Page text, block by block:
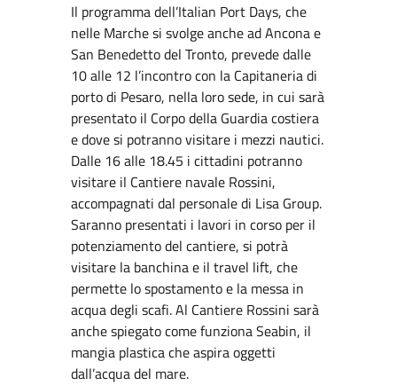
Il programma dell’Italian Port Days, che
nelle Marche si svolge anche ad Ancona e
San Benedetto del Tronto, prevede dalle
10 alle 12 l’incontro con la Capitaneria di
porto di Pesaro, nella loro sede, in cui sarà
presentato il Corpo della Guardia costiera
e dove si potranno visitare i mezzi nautici.
Dalle 16 alle 18.45 i cittadini potranno
visitare il Cantiere navale Rossini,
accompagnati dal personale di Lisa Group.
Saranno presentati i lavori in corso per il
potenziamento del cantiere, si potrà
visitare la banchina e il travel lift, che
permette lo spostamento e la messa in
acqua degli scafi. Al Cantiere Rossini sarà
anche spiegato come funziona Seabin, il
mangia plastica che aspira oggetti
dall’acqua del mare.